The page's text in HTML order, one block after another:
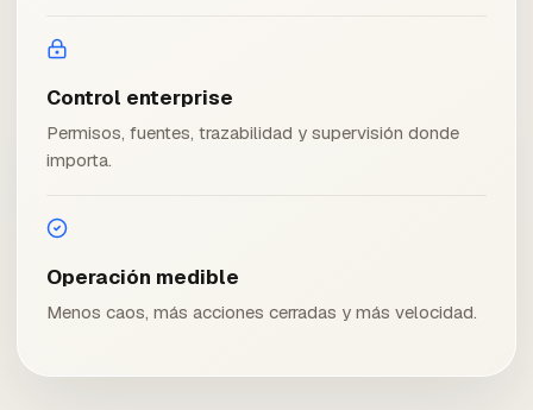
Control enterprise
Permisos, fuentes, trazabilidad y supervisión donde
importa.
Operación medible
Menos caos, más acciones cerradas y más velocidad.